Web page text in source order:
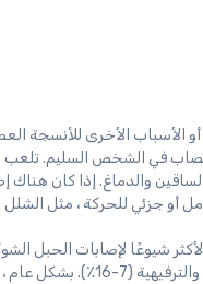
الأسباب الأخرى للأنسجة
في الشخص السليم. تلعب
والدماغ. إذا كان
48٪) ، حوادث العنف (5-29٪) ، السقوط (17-21٪)